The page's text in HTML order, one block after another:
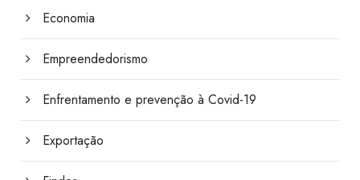
Economia
Empreendedorismo
Enfrentamento e prevenção à Covid-19
Exportação